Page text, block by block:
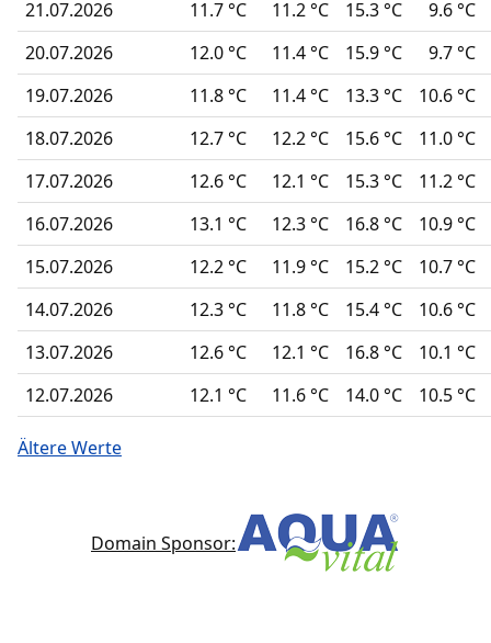
21.07.2026
11.7 °C 11.2 °C 15.3 °C
9.6 °C
20.07.2026
12.0 °C 11.4 °C 15.9 °C
9.7 °C
19.07.2026
11.8 °C 11.4 °C 13.3 °C
10.6 °C
18.07.2026
12.7 °C 12.2 °C 15.6 °C
11.0 °C
17.07.2026
12.6 °C 12.1 °C 15.3 °C
11.2 °C
16.07.2026
13.1 °C 12.3 °C 16.8 °C
10.9 °C
15.07.2026
12.2 °C 11.9 °C 15.2 °C
10.7 °C
14.07.2026
12.3 °C 11.8 °C 15.4 °C
10.6 °C
13.07.2026
12.6 °C 12.1 °C 16.8 °C
10.1 °C
12.07.2026
12.1 °C 11.6 °C 14.0 °C 10.5 °C
Ältere Werte
Domain Sponsor: